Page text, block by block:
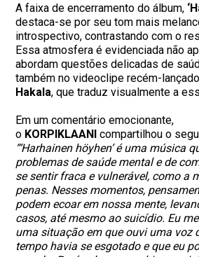
A faixa de encerramento do álbum,
destaca-se por seu tom mais
introspectivo, contrastando com o
Essa atmosfera é evidenciada não
abordam questões delicadas de
também no videoclipe recém-
Hakala, que traduz visualmente a
Em um comentário emocionante,
o KORPIKLAANI compartilhou o
“‘Harhainen höyhen’ é uma música
problemas de saúde mental e de
se sentir fraca e vulnerável, como a
penas. Nesses momentos,
podem ecoar em nossa mente,
casos, até mesmo ao suicídio. Eu
uma situação em que ouvi uma voz
tempo havia se esgotado e que eu